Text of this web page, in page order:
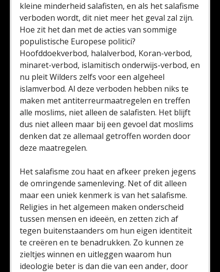
kleine minderheid salafisten, en als het salafisme
verboden wordt, dit niet meer het geval zal zijn.
Hoe zit het dan met de acties van sommige
populistische Europese politici?
Hoofddoekverbod, halalverbod, Koran-verbod,
minaret-verbod, islamitisch onderwijs-verbod, en
nu pleit Wilders zelfs voor een algeheel
islamverbod. Al deze verboden hebben niks te
maken met antiterreurmaatregelen en treffen
alle moslims, niet alleen de salafisten. Het blijft
dus niet alleen maar bij een gevoel dat moslims
denken dat ze allemaal getroffen worden door
deze maatregelen.
Het salafisme zou haat en afkeer preken jegens
de omringende samenleving. Net of dit alleen
maar een uniek kenmerk is van het salafisme.
Religies in het algemeen maken onderscheid
tussen mensen en ideeën, en zetten zich af
tegen buitenstaanders om hun eigen identiteit
te creëren en te benadrukken. Zo kunnen ze
zieltjes winnen en uitleggen waarom hun
ideologie beter is dan die van een ander, door